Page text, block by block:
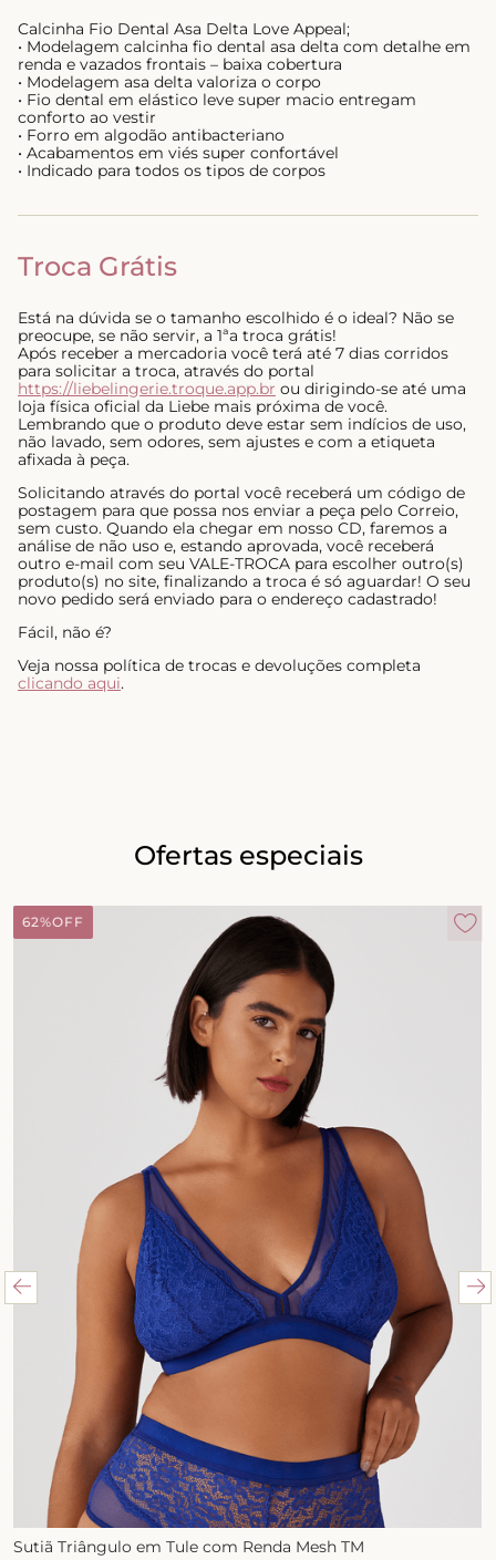
Calcinha Fio Dental Asa Delta Love Appeal;
• Modelagem calcinha fio dental asa delta com detalhe em
renda e vazados frontais – baixa cobertura
• Modelagem asa delta valoriza o corpo
• Fio dental em elástico leve super macio entregam
conforto ao vestir
• Forro em algodão antibacteriano
• Acabamentos em viés super confortável
• Indicado para todos os tipos de corpos
Troca Grátis
Está na dúvida se o tamanho escolhido é o ideal? Não se
preocupe, se não servir, a 1ªa troca grátis!
Após receber a mercadoria você terá até 7 dias corridos
para solicitar a troca, através do portal
https://liebelingerie.troque.app.br ou dirigindo-se até uma
loja física oficial da Liebe mais próxima de você.
Lembrando que o produto deve estar sem indícios de uso,
não lavado, sem odores, sem ajustes e com a etiqueta
afixada à peça.
Solicitando através do portal você receberá um código de
postagem para que possa nos enviar a peça pelo Correio,
sem custo. Quando ela chegar em nosso CD, faremos a
análise de não uso e, estando aprovada, você receberá
outro e-mail com seu VALE-TROCA para escolher outro(s)
produto(s) no site, finalizando a troca é só aguardar! O seu
novo pedido será enviado para o endereço cadastrado!
Fácil, não é?
Veja nossa política de trocas e devoluções completa
clicando aqui.
Ofertas especiais
62%OFF
Sutiã Triângulo em Tule com Renda Mesh TM